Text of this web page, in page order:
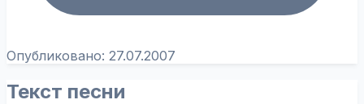
Опубликовано: 27.07.2007
Текст песни